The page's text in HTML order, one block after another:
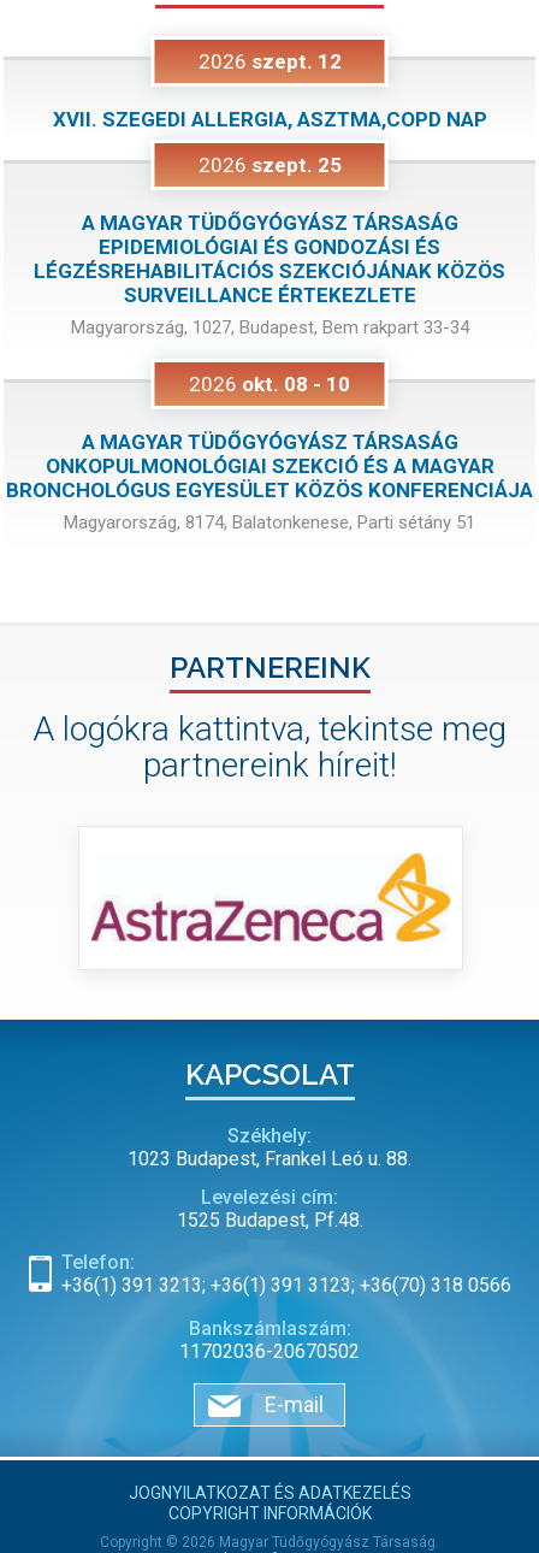
2026 szept. 12
XVII. SZEGEDI ALLERGIA, ASZTMA,COPD NAP
2026 szept. 25
A MAGYAR TÜDŐGYÓGYÁSZ TÁRSASÁG
EPIDEMIOLÓGIAI ÉS GONDOZÁSI ÉS
LÉGZÉSREHABILITÁCIÓS SZEKCIÓJÁNAK KÖZÖS
SURVEILLANCE ÉRTEKEZLETE
Magyarország, 1027, Budapest, Bem rakpart 33-34
2026 okt. 08 - 10
A MAGYAR TÜDŐGYÓGYÁSZ TÁRSASÁG
ONKOPULMONOLÓGIAI SZEKCIÓ ÉS A MAGYAR
BRONCHOLÓGUS EGYESÜLET KÖZÖS KONFERENCIÁJA
Magyarország, 8174, Balatonkenese, Parti sétány 51
PARTNEREINK
A logókra kattintva, tekintse meg
partnereink híreit!
KAPCSOLAT
Székhely:
1023 Budapest, Frankel Leó u. 88.
Levelezési cím:
1525 Budapest, Pf.48.
Telefon:
+36(1) 391 3213; +36(1) 391 3123; +36(70) 318 0566
Bankszámlaszám:
11702036-20670502
E-mail
JOGNYILATKOZAT ÉS ADATKEZELÉS
COPYRIGHT INFORMÁCIÓK
Copyright © 2026 Magyar Tüdőgyógyász Társaság.